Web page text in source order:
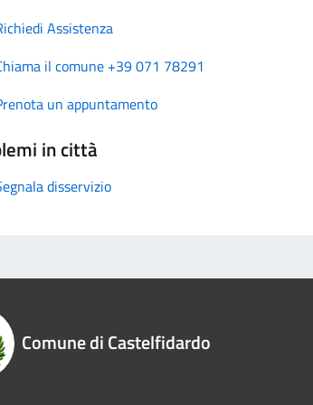
Assistenza
il comune +39 071 78291
un appuntamento
in città
disservizio
Comune di Castelfidardo